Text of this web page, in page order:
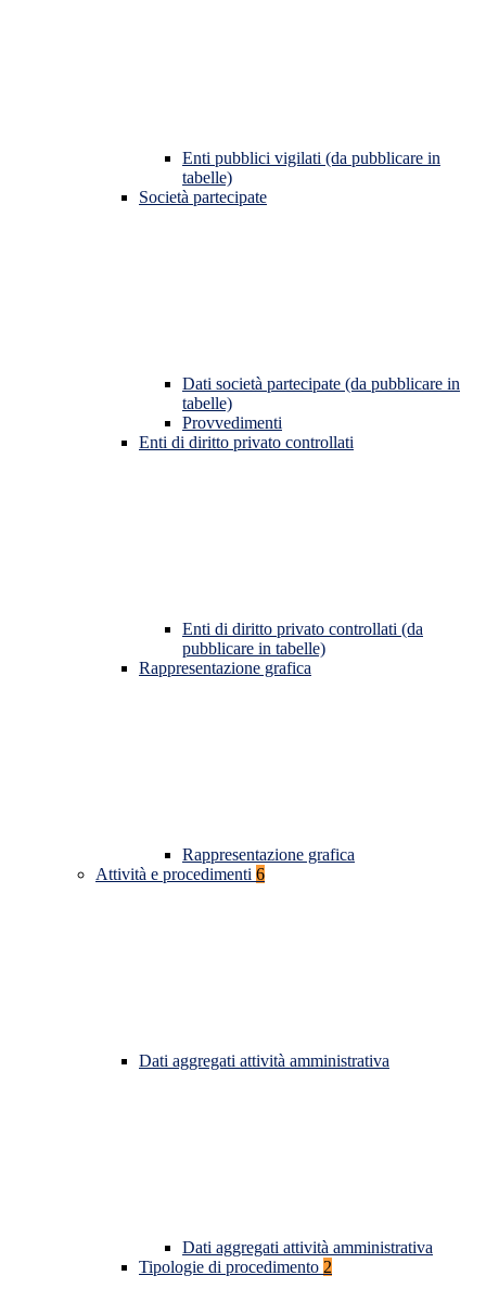
Enti pubblici vigilati (da pubblicare in
tabelle)
Società partecipate
Dati società partecipate (da pubblicare in
tabelle)
Provvedimenti
Enti di diritto privato controllati
Enti di diritto privato controllati (da
pubblicare in tabelle)
Rappresentazione grafica
Rappresentazione grafica
Attività e procedimenti 6
Dati aggregati attività amministrativa
Dati aggregati attività amministrativa
Tipologie di procedimento 2